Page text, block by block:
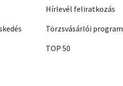
Hírlevél feliratkozás
Törzsvásárlói program
TOP 50